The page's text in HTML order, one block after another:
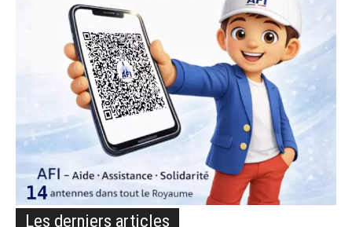
Les derniers articles